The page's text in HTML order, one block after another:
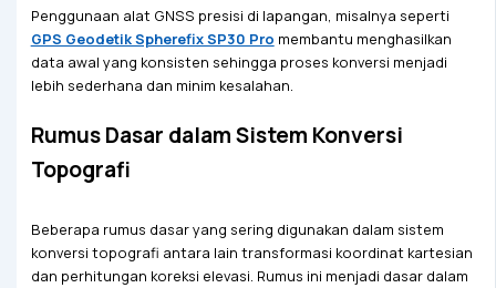
Penggunaan alat GNSS presisi di lapangan, misalnya seperti
GPS Geodetik Spherefix SP30 Pro membantu menghasilkan
data awal yang konsisten sehingga proses konversi menjadi
lebih sederhana dan minim kesalahan.
Rumus Dasar dalam Sistem Konversi
Topografi
Beberapa rumus dasar yang sering digunakan dalam sistem
konversi topografi antara lain transformasi koordinat kartesian
dan perhitungan koreksi elevasi. Rumus ini menjadi dasar dalam